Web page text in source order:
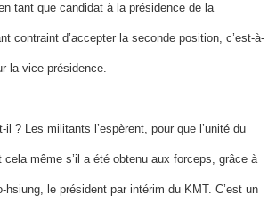
tant que candidat à la présidence de la
contraint d’accepter la seconde position, c’est-à-
la vice-présidence.
il ? Les militants l’espèrent, pour que l’unité du
même s’il a été obtenu aux forceps, grâce à
hsiung, le président par intérim du KMT. C’est un